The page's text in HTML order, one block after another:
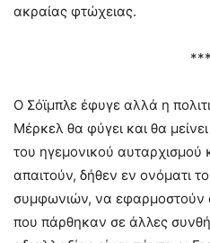
ακραίας φτώχειας.
***
Ο Σόϊμπλε έφυγε αλλά η
Μέρκελ θα φύγει και θα μείνει
του ηγεμονικού αυταρχισμού
απαιτούν, δήθεν εν ονόματι
συμφωνιών, να εφαρμοστούν
που πάρθηκαν σε άλλες